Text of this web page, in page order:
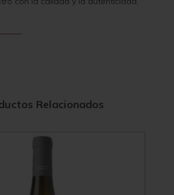
Relacionados